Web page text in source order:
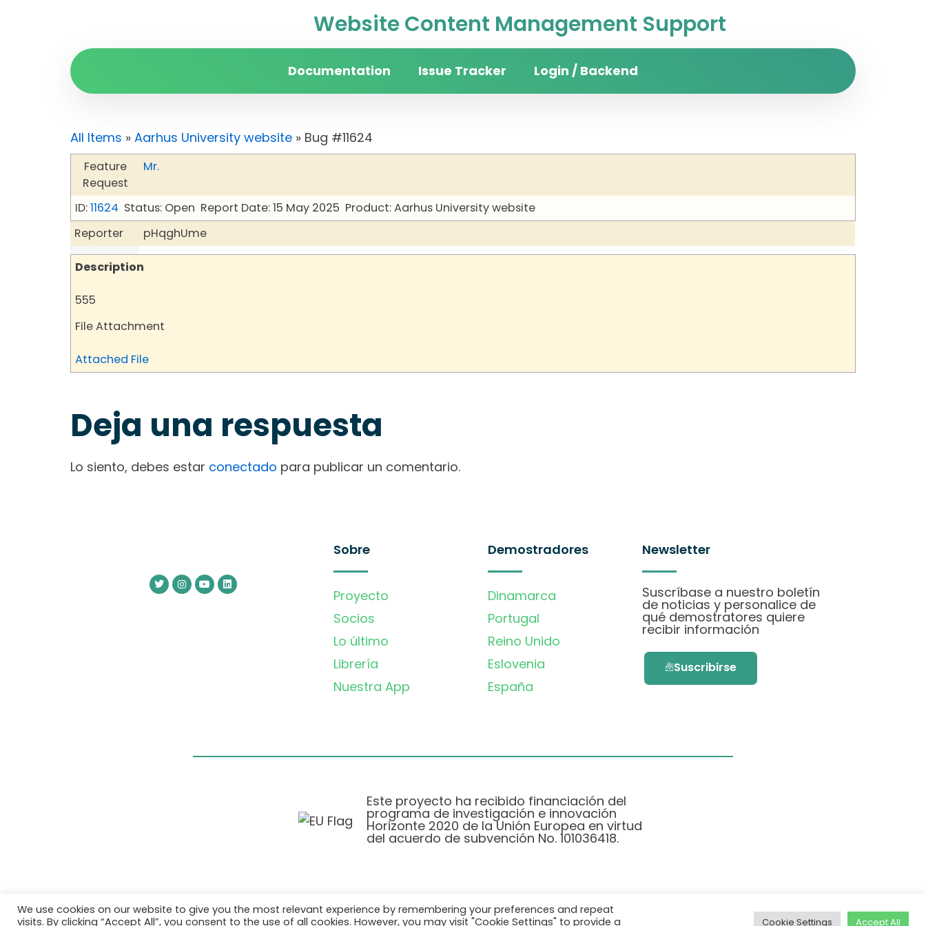
Website Content Management Support
Documentation Issue Tracker Login / Backend
All Items » Aarhus University website » Bug #11624
Feature
Request
Mr.
ID:11624 Status: Open Report Date: 15 May 2025 Product: Aarhus University website
Reporter
pHqghUme
Description
555
File Attachment
Attached File
Deja una respuesta
Lo siento, debes estar conectado para publicar un comentario.
Sobre
Proyecto
Socios
Lo último
Librería
Nuestra App
Demostradores
Dinamarca
Portugal
Reino Unido
Eslovenia
España
Newsletter
Suscríbase a nuestro boletín
de noticias y personalice de
qué demostratores quiere
recibir información
Suscribirse
Este proyecto ha recibido financiación del
programa de investigación e innovación
Horizonte 2020 de la Unión Europea en virtud
del acuerdo de subvención No. 101036418.
Política de Privacidad|Cookie Policy
We use cookies on our website to give you the most relevant experience by remembering your preferences and repeat
visits. By clicking “Accept All”, you consent to the use of all cookies. However, you may visit "Cookie Settings" to provide a
Cookie Settings Accept All